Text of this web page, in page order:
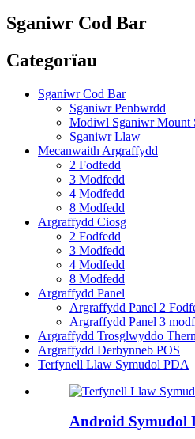
Sganiwr Cod Bar
Categorïau
Sganiwr Cod Bar
Sganiwr Penbwrdd
Modiwl Sganiwr Mount
Sganiwr Llaw
Mecanwaith Argraffydd
2 Fodfedd
3 Modfedd
4 Modfedd
8 Modfedd
Argraffydd Ciosg
2 Fodfedd
3 Modfedd
4 Modfedd
8 Modfedd
Argraffydd Panel
Argraffydd Panel 2
Argraffydd Panel 3
Argraffydd Trosglwyddo
Argraffydd Derbynneb POS
Terfynell Llaw Symudol PDA
Android Symudol